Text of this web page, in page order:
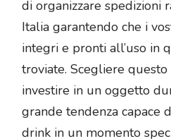
di organizzare spedizioni
Italia garantendo che i
integri e pronti all’uso in
troviate. Scegliere
investire in un oggetto
grande tendenza capace
drink in un momento